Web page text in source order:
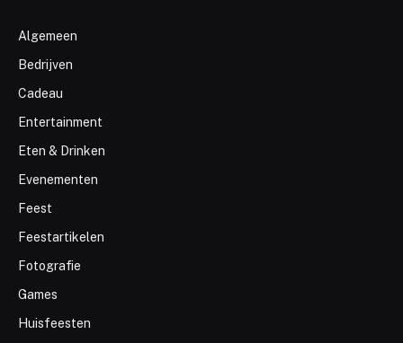
Algemeen
Bedrijven
Cadeau
Entertainment
Eten & Drinken
Evenementen
Feest
Feestartikelen
Fotografie
Games
Huisfeesten